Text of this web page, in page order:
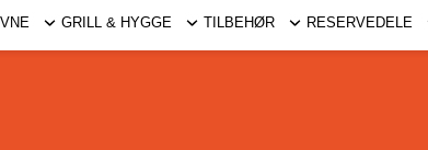
GRILL & HYGGE TILBEHØR RESERVEDELE